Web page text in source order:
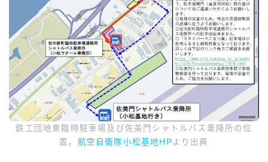
鉄工団地東臨時駐車場及び佐美門シャトルバス乗降所の位
置。 航空自衛隊小松基地HP より出典